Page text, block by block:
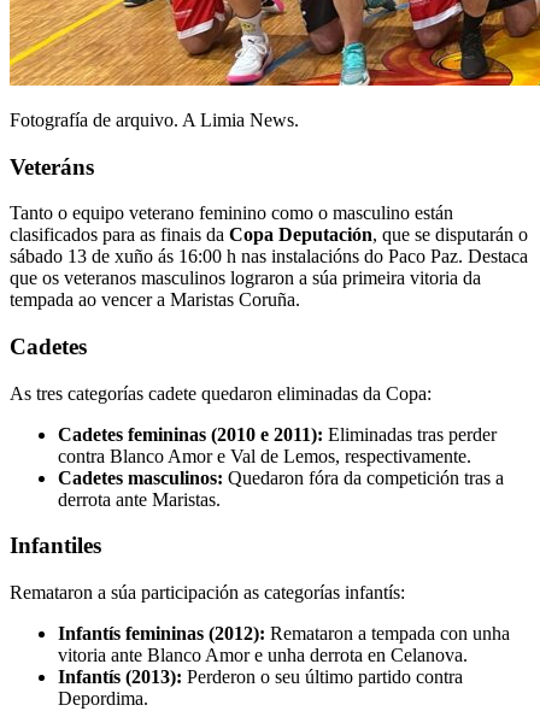
Fotografía de arquivo. A Limia News.
Veteráns
Tanto o equipo veterano feminino como o masculino están
clasificados para as finais da Copa Deputación, que se disputarán o
sábado 13 de xuño ás 16:00 h nas instalacións do Paco Paz. Destaca
que os veteranos masculinos lograron a súa primeira vitoria da
tempada ao vencer a Maristas Coruña.
Cadetes
As tres categorías cadete quedaron eliminadas da Copa:
Cadetes femininas (2010 e 2011): Eliminadas tras perder
contra Blanco Amor e Val de Lemos, respectivamente.
Cadetes masculinos: Quedaron fóra da competición tras a
derrota ante Maristas.
Infantiles
Remataron a súa participación as categorías infantís:
Infantís femininas (2012): Remataron a tempada con unha
vitoria ante Blanco Amor e unha derrota en Celanova.
Infantís (2013): Perderon o seu último partido contra
Depordima.